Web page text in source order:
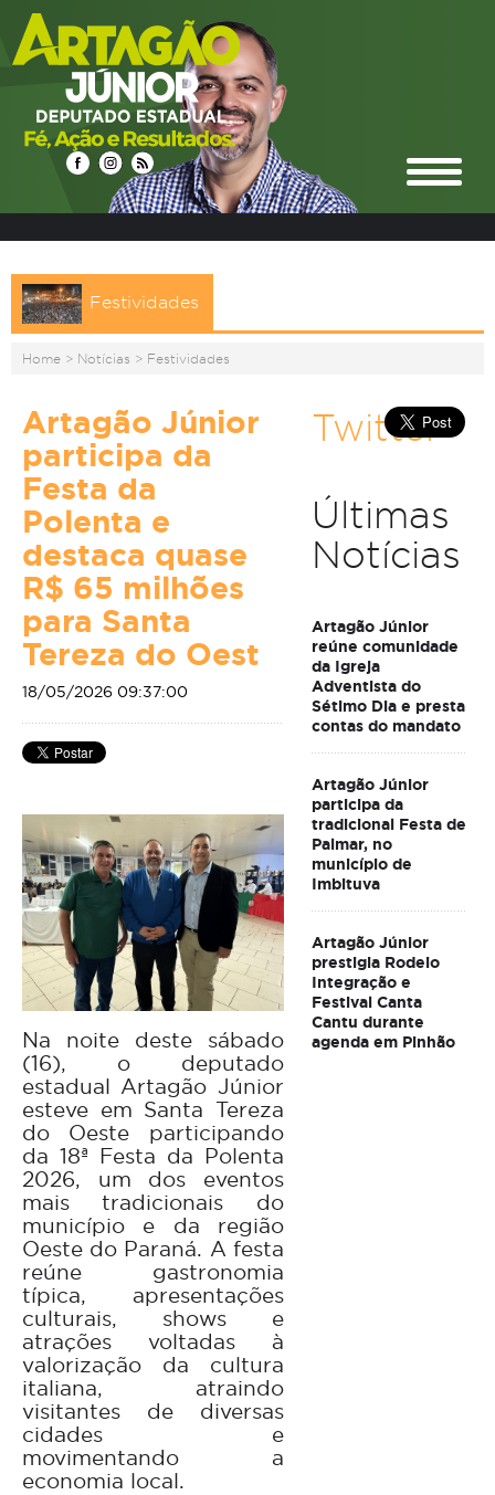
Festividades
Home > Notícias > Festividades
Artagão Júnior
participa da
Festa da
Polenta e
destaca quase
R$ 65 milhões
para Santa
Tereza do Oest
18/05/2026 09:37:00
Na noite deste sábado
(16), o deputado
estadual Artagão Júnior
esteve em Santa Tereza
do Oeste participando
da 18ª Festa da Polenta
2026, um dos eventos
mais tradicionais do
município e da região
Oeste do Paraná. A festa
reúne gastronomia
típica, apresentações
culturais, shows e
atrações voltadas à
valorização da cultura
italiana, atraindo
visitantes de diversas
cidades e
movimentando a
economia local.
Twitter
Últimas
Notícias
Artagão Júnior
reúne comunidade
da Igreja
Adventista do
Sétimo Dia e presta
contas do mandato
Artagão Júnior
participa da
tradicional Festa de
Palmar, no
município de
Imbituva
Artagão Júnior
prestigia Rodeio
Integração e
Festival Canta
Cantu durante
agenda em Pinhão